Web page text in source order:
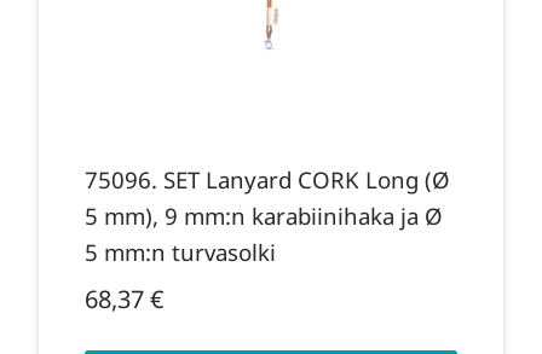
75096. SET Lanyard CORK Long (Ø
5 mm), 9 mm:n karabiinihaka ja Ø
5 mm:n turvasolki
68,37€